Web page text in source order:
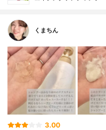
くまちん
3.00